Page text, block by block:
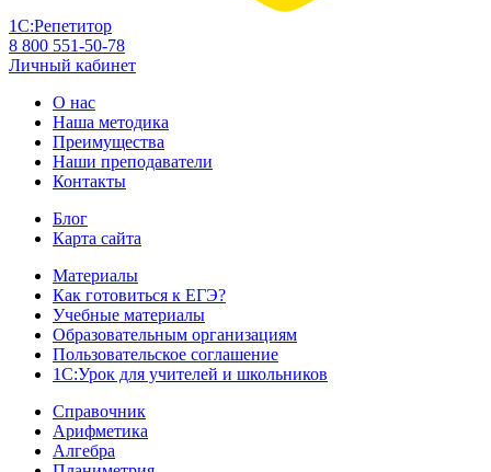
1С:Репетитор
8 800 551-50-78
Личный кабинет
О нас
Наша методика
Преимущества
Наши преподаватели
Контакты
Блог
Карта сайта
Материалы
Как готовиться к ЕГЭ?
Учебные материалы
Образовательным организациям
Пользовательское соглашение
1С:Урок для учителей и школьников
Справочник
Арифметика
Алгебра